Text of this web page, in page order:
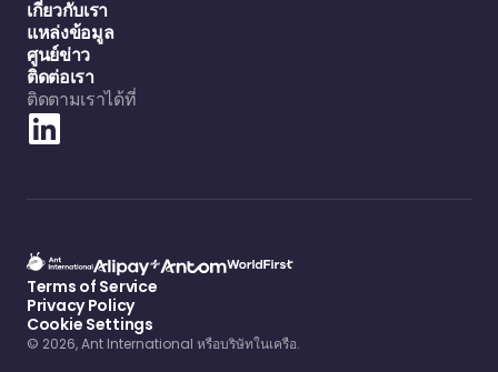
เกี่ยวกับเรา
แหล่งข้อมูล
ศูนย์ข่าว
ติดต่อเรา
ติดตามเราได้ที่
Terms of Service
Privacy Policy
Cookie Settings
© 2026, Ant International หรือบริษัทในเครือ.